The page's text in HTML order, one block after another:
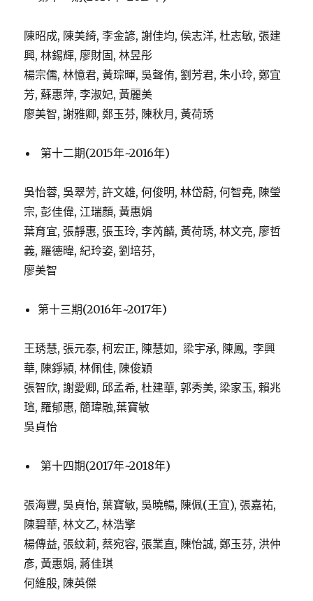
陳昭成, 陳美綺, 李金諺, 謝佳均, 侯志洋, 杜志敏, 張建
興, 林錫輝, 廖財固, 林昱彤
楊宗儒, 林憶君, 黃琮暉, 吳聲侑, 劉芳君, 朱小玲, 鄭宜
芳, 蘇惠萍, 李淑妃, 黃麗美
廖美智, 謝雅卿, 鄭玉芬, 陳秋月, 黃荷琇
第十二期(2015年~2016年)
吳怡蓉, 吳翠芳, 許文雄, 何俊明, 林岱蔚, 何智堯, 陳瑩
宗, 彭佳偉, 江瑞顏, 黃惠娟
葉育宜, 張靜惠, 張玉玲, 李芮麟, 黃荷琇, 林文亮, 廖哲
義, 羅德暐, 紀玲姿, 劉培芬,
廖美智
第十三期(2016年~2017年)
王琇慧, 張元泰, 柯宏正, 陳慧如, 梁宇承, 陳鳳, 李興
華, 陳錚潁, 林佩佳, 陳俊穎
張智欣, 謝愛卿, 邱孟希, 杜建華, 郭秀美, 梁家玉, 賴兆
瑄, 羅郁惠, 簡瑋融,葉寶敏
吳貞怡
第十四期(2017年~2018年)
張海豐, 吳貞怡, 葉寶敏, 吳曉暢, 陳佩(王宜), 張嘉祐,
陳碧華, 林文乙, 林浩擎
楊傳益, 張紋莉, 蔡宛容, 張業直, 陳怡誠, 鄭玉芬, 洪仲
彥, 黃惠娟, 蔣佳琪
何維殷, 陳英傑